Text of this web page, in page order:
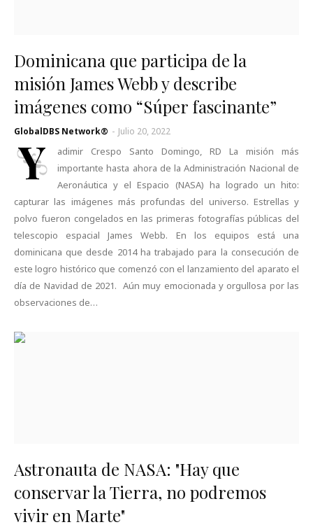
Dominicana que participa de la
misión James Webb y describe
imágenes como “Súper fascinante”
GlobalDBS Network® - Julio 20, 2022
Y
adimir Crespo Santo Domingo, RD La misión más
importante hasta ahora de la Administración Nacional de
Aeronáutica y el Espacio (NASA) ha logrado un hito:
capturar las imágenes más profundas del universo. Estrellas y
polvo fueron congelados en las primeras fotografías públicas del
telescopio espacial James Webb. En los equipos está una
dominicana que desde 2014 ha trabajado para la consecución de
este logro histórico que comenzó con el lanzamiento del aparato el
día de Navidad de 2021. Aún muy emocionada y orgullosa por las
observaciones de…
Astronauta de NASA: "Hay que
conservar la Tierra, no podremos
vivir en Marte"